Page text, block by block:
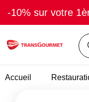
-10% sur votre
Accueil